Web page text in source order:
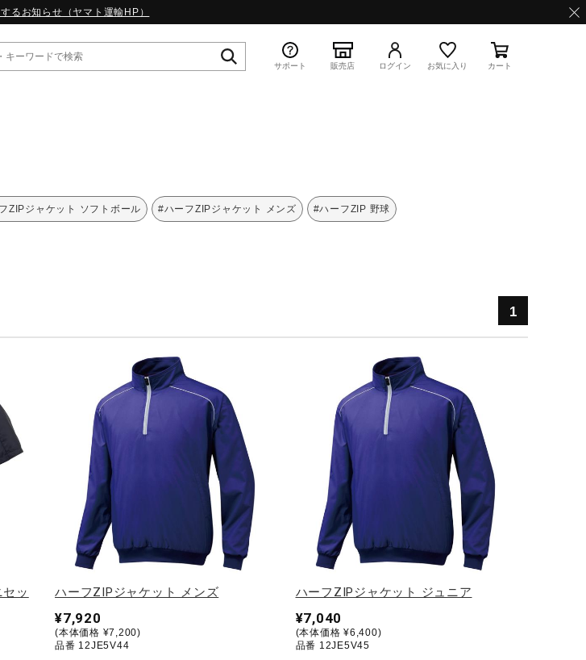
るお知らせ（ヤマト運輸HP）
集
サポート 販売店 ログイン お気に入り カート
ZIPジャケット ソフトボール #ハーフZIPジャケット メンズ #ハーフZIP 野球
1
ッ
ハーフZIPジャケット メンズ
¥7,920
(本体価格 ¥7,200)
品番 12JE5V44
ハーフZIPジャケット ジュニア
¥7,040
(本体価格 ¥6,400)
品番 12JE5V45